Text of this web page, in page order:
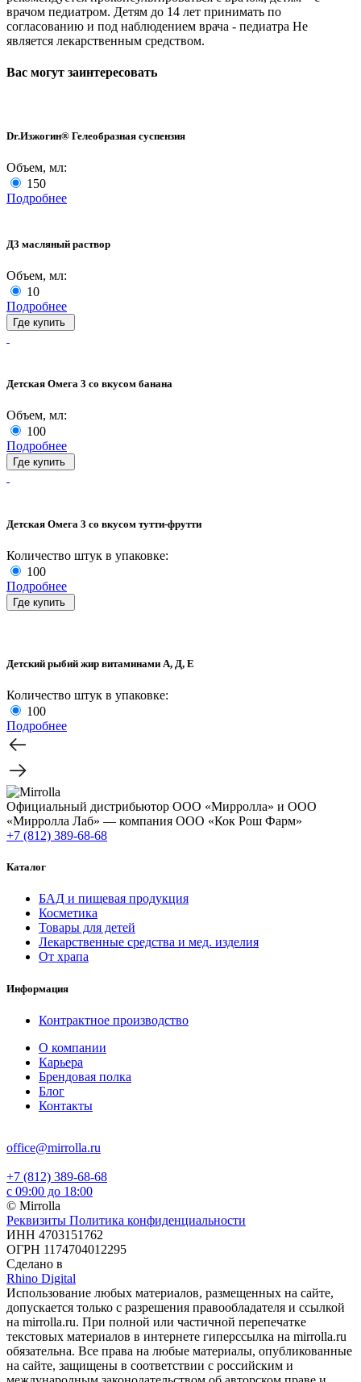
врачом педиатром. Детям до 14 лет принимать по
согласованию и под наблюдением врача - педиатра Не
является лекарственным средством.
Вас могут заинтересовать
Dr.Изжогин® Гелеобразная суспензия
Объем, мл:
150
Подробнее
Д3 масляный раствор
Объем, мл:
10
Подробнее
Где купить
Детская Омега 3 со вкусом банана
Объем, мл:
100
Подробнее
Где купить
Детская Омега 3 со вкусом тутти-фрутти
Количество штук в упаковке:
100
Подробнее
Где купить
Детский рыбий жир витаминами А, Д, Е
Количество штук в упаковке:
100
Подробнее
Официальный дистрибьютор ООО «Мирролла» и ООО
«Мирролла Лаб» — компания ООО «Кок Рош Фарм»
+7 (812) 389-68-68
Каталог
БАД и пищевая продукция
Косметика
Товары для детей
Лекарственные средства и мед. изделия
От храпа
Информация
Контрактное производство
О компании
Карьера
Брендовая полка
Блог
Контакты
office@mirrolla.ru
+7 (812) 389-68-68
с 09:00 до 18:00
© Mirrolla
Реквизиты Политика конфиденциальности
ИНН 4703151762
ОГРН 1174704012295
Сделано в
Rhino Digital
Использование любых материалов, размещенных на сайте,
допускается только с разрешения правообладателя и ссылкой
на mirrolla.ru. При полной или частичной перепечатке
текстовых материалов в интернете гиперссылка на mirrolla.ru
обязательна. Все права на любые материалы, опубликованные
на сайте, защищены в соответствии с российским и